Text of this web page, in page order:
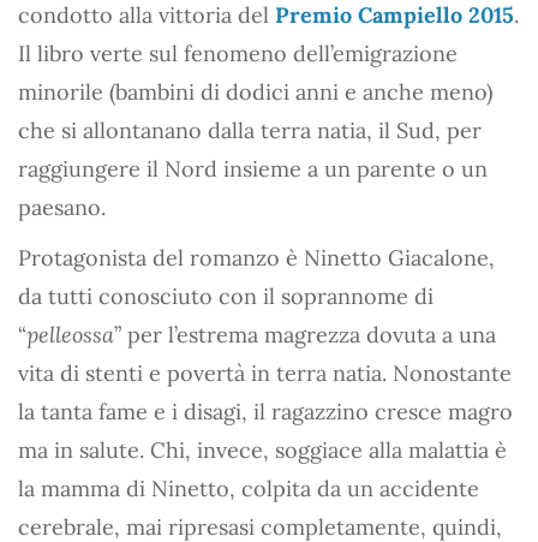
condotto alla vittoria del Premio Campiello 2015.
Il libro verte sul fenomeno dell’emigrazione
minorile (bambini di dodici anni e anche meno)
che si allontanano dalla terra natia, il Sud, per
raggiungere il Nord insieme a un parente o un
paesano.
Protagonista del romanzo è Ninetto Giacalone,
da tutti conosciuto con il soprannome di
“pelleossa” per l’estrema magrezza dovuta a una
vita di stenti e povertà in terra natia. Nonostante
la tanta fame e i disagi, il ragazzino cresce magro
ma in salute. Chi, invece, soggiace alla malattia è
la mamma di Ninetto, colpita da un accidente
cerebrale, mai ripresasi completamente, quindi,